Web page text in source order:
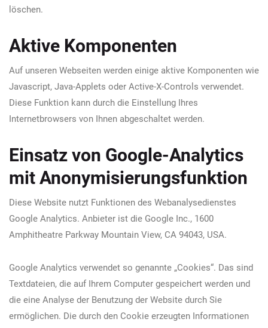
löschen.
Aktive Komponenten
Auf unseren Webseiten werden einige aktive Komponenten wie
Javascript, Java-Applets oder Active-X-Controls verwendet.
Diese Funktion kann durch die Einstellung Ihres
Internetbrowsers von Ihnen abgeschaltet werden.
Einsatz von Google-Analytics
mit Anonymisierungsfunktion
Diese Website nutzt Funktionen des Webanalysedienstes
Google Analytics. Anbieter ist die Google Inc., 1600
Amphitheatre Parkway Mountain View, CA 94043, USA.
Google Analytics verwendet so genannte „Cookies“. Das sind
Textdateien, die auf Ihrem Computer gespeichert werden und
die eine Analyse der Benutzung der Website durch Sie
ermöglichen. Die durch den Cookie erzeugten Informationen